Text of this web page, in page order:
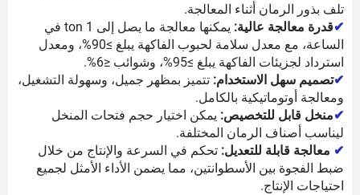
تلف بذور الرمان أثناء المعالجة.
✔قدرة معالجة عالية:
يمكنها معالجة ما يصل إلى 1 ton في
الساعة، مع معدل سلامة لحبوب الفاكهة يبلغ ≥90%، ومعدل
استرداد لجزيئات الفاكهة يبلغ ≥95%، وشوائب ≤6%.
✔تصميم سهل الاستخدام: تتميز بمظهر جميل، وسهولة التشغيل،
ومعالجة أوتوماتيكية بالكامل.
✔منخل قابل للتخصيص: يمكن اختيار حجم فتحات المنخل
ليناسب أصناف الرمان المختلفة.
✔ معالجة قابلة للتعديل: تحكم في السرعة والإنتاج من خلال
ضبط الفجوة بين الأسطوانتين، مما يضمن الأداء الأمثل لجميع
احتياجات الإنتاج.